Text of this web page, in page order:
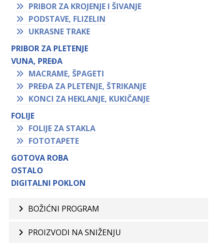
PRIBOR ZA KROJENJE I ŠIVANJE
PODSTAVE, FLIZELIN
UKRASNE TRAKE
PRIBOR ZA PLETENJE
VUNA, PREĐA
MACRAME, ŠPAGETI
PREĐA ZA PLETENJE, ŠTRIKANJE
KONCI ZA HEKLANJE, KUKIČANJE
FOLIJE
FOLIJE ZA STAKLA
FOTOTAPETE
GOTOVA ROBA
OSTALO
DIGITALNI POKLON
BOŽIĆNI PROGRAM
PROIZVODI NA SNIŽENJU